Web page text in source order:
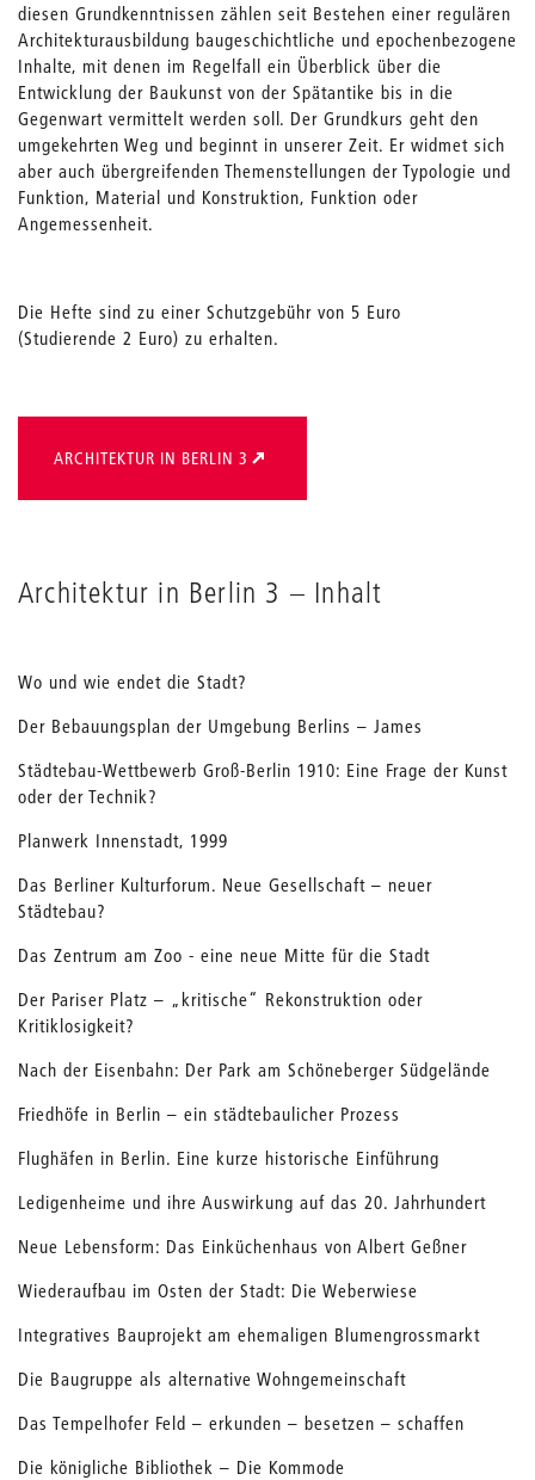
diesen Grundkenntnissen zählen seit Bestehen einer regulären
Architekturausbildung baugeschichtliche und epochenbezogene
Inhalte, mit denen im Regelfall ein Überblick über die
Entwicklung der Baukunst von der Spätantike bis in die
Gegenwart vermittelt werden soll. Der Grundkurs geht den
umgekehrten Weg und beginnt in unserer Zeit. Er widmet sich
aber auch übergreifenden Themenstellungen der Typologie und
Funktion, Material und Konstruktion, Funktion oder
Angemessenheit.
Die Hefte sind zu einer Schutzgebühr von 5 Euro
(Studierende 2 Euro) zu erhalten.
ARCHITEKTUR IN BERLIN 3
Architektur in Berlin 3 – Inhalt
Wo und wie endet die Stadt?
Der Bebauungsplan der Umgebung Berlins – James
Städtebau-Wettbewerb Groß-Berlin 1910: Eine Frage der Kunst
oder der Technik?
Planwerk Innenstadt, 1999
Das Berliner Kulturforum. Neue Gesellschaft – neuer
Städtebau?
Das Zentrum am Zoo - eine neue Mitte für die Stadt
Der Pariser Platz – „kritische“ Rekonstruktion oder
Kritiklosigkeit?
Nach der Eisenbahn: Der Park am Schöneberger Südgelände
Friedhöfe in Berlin – ein städtebaulicher Prozess
Flughäfen in Berlin. Eine kurze historische Einführung
Ledigenheime und ihre Auswirkung auf das 20. Jahrhundert
Neue Lebensform: Das Einküchenhaus von Albert Geßner
Wiederaufbau im Osten der Stadt: Die Weberwiese
Integratives Bauprojekt am ehemaligen Blumengrossmarkt
Die Baugruppe als alternative Wohngemeinschaft
Das Tempelhofer Feld – erkunden – besetzen – schaffen
Die königliche Bibliothek – Die Kommode